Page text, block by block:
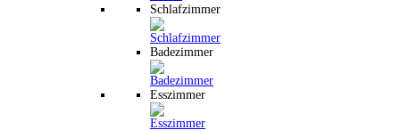
Schlafzimmer
Badezimmer
Esszimmer